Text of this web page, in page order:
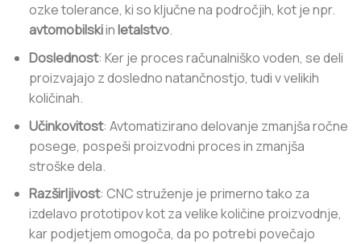
ozke tolerance, ki so ključne na področjih, kot je npr.
avtomobilskiinletalstvo.
Doslednost: Ker je proces računalniško voden, se deli
proizvajajo z dosledno natančnostjo, tudi v velikih
količinah.
Učinkovitost: Avtomatizirano delovanje zmanjša ročne
posege, pospeši proizvodni proces in zmanjša
stroške dela.
Razširljivost: CNC struženje je primerno tako za
izdelavo prototipov kot za velike količine proizvodnje,
kar podjetjem omogoča, da po potrebi povečajo